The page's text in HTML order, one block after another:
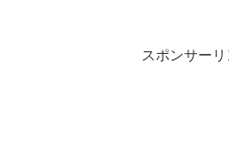
スポンサーリ